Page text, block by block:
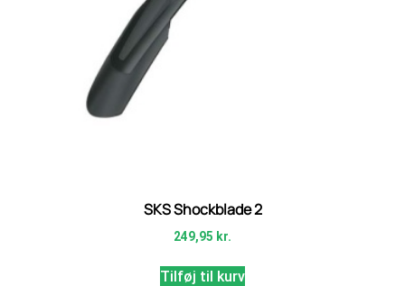
SKS Shockblade 2
249,95 kr.
Tilføj til kurv